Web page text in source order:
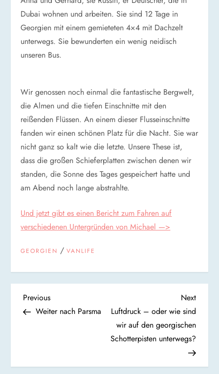
Dubai wohnen und arbeiten. Sie sind 12 Tage in
Georgien mit einem gemieteten 4×4 mit Dachzelt
unterwegs. Sie bewunderten ein wenig neidisch
unseren Bus.
Wir genossen noch einmal die fantastische Bergwelt,
die Almen und die tiefen Einschnitte mit den
reißenden Flüssen. An einem dieser Flusseinschnitte
fanden wir einen schönen Platz für die Nacht. Sie war
nicht ganz so kalt wie die letzte. Unsere These ist,
dass die großen Schieferplatten zwischen denen wir
standen, die Sonne des Tages gespeichert hatte und
am Abend noch lange abstrahlte.
Und jetzt gibt es einen Bericht zum Fahren auf
verschiedenen Untergründen von Michael —>
GEORGIEN /VANLIFE
B
Previous
Post
Previous
Weiter nach Parsma
Next
Post
Next
Luftdruck – oder wie sind
wir auf den georgischen
Schotterpisten unterwegs?